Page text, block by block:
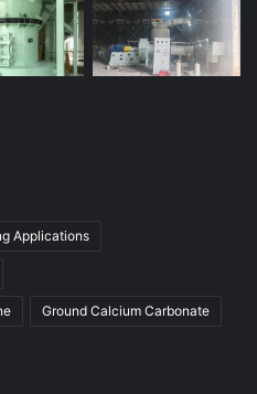
Applications
Ground Calcium Carbonate